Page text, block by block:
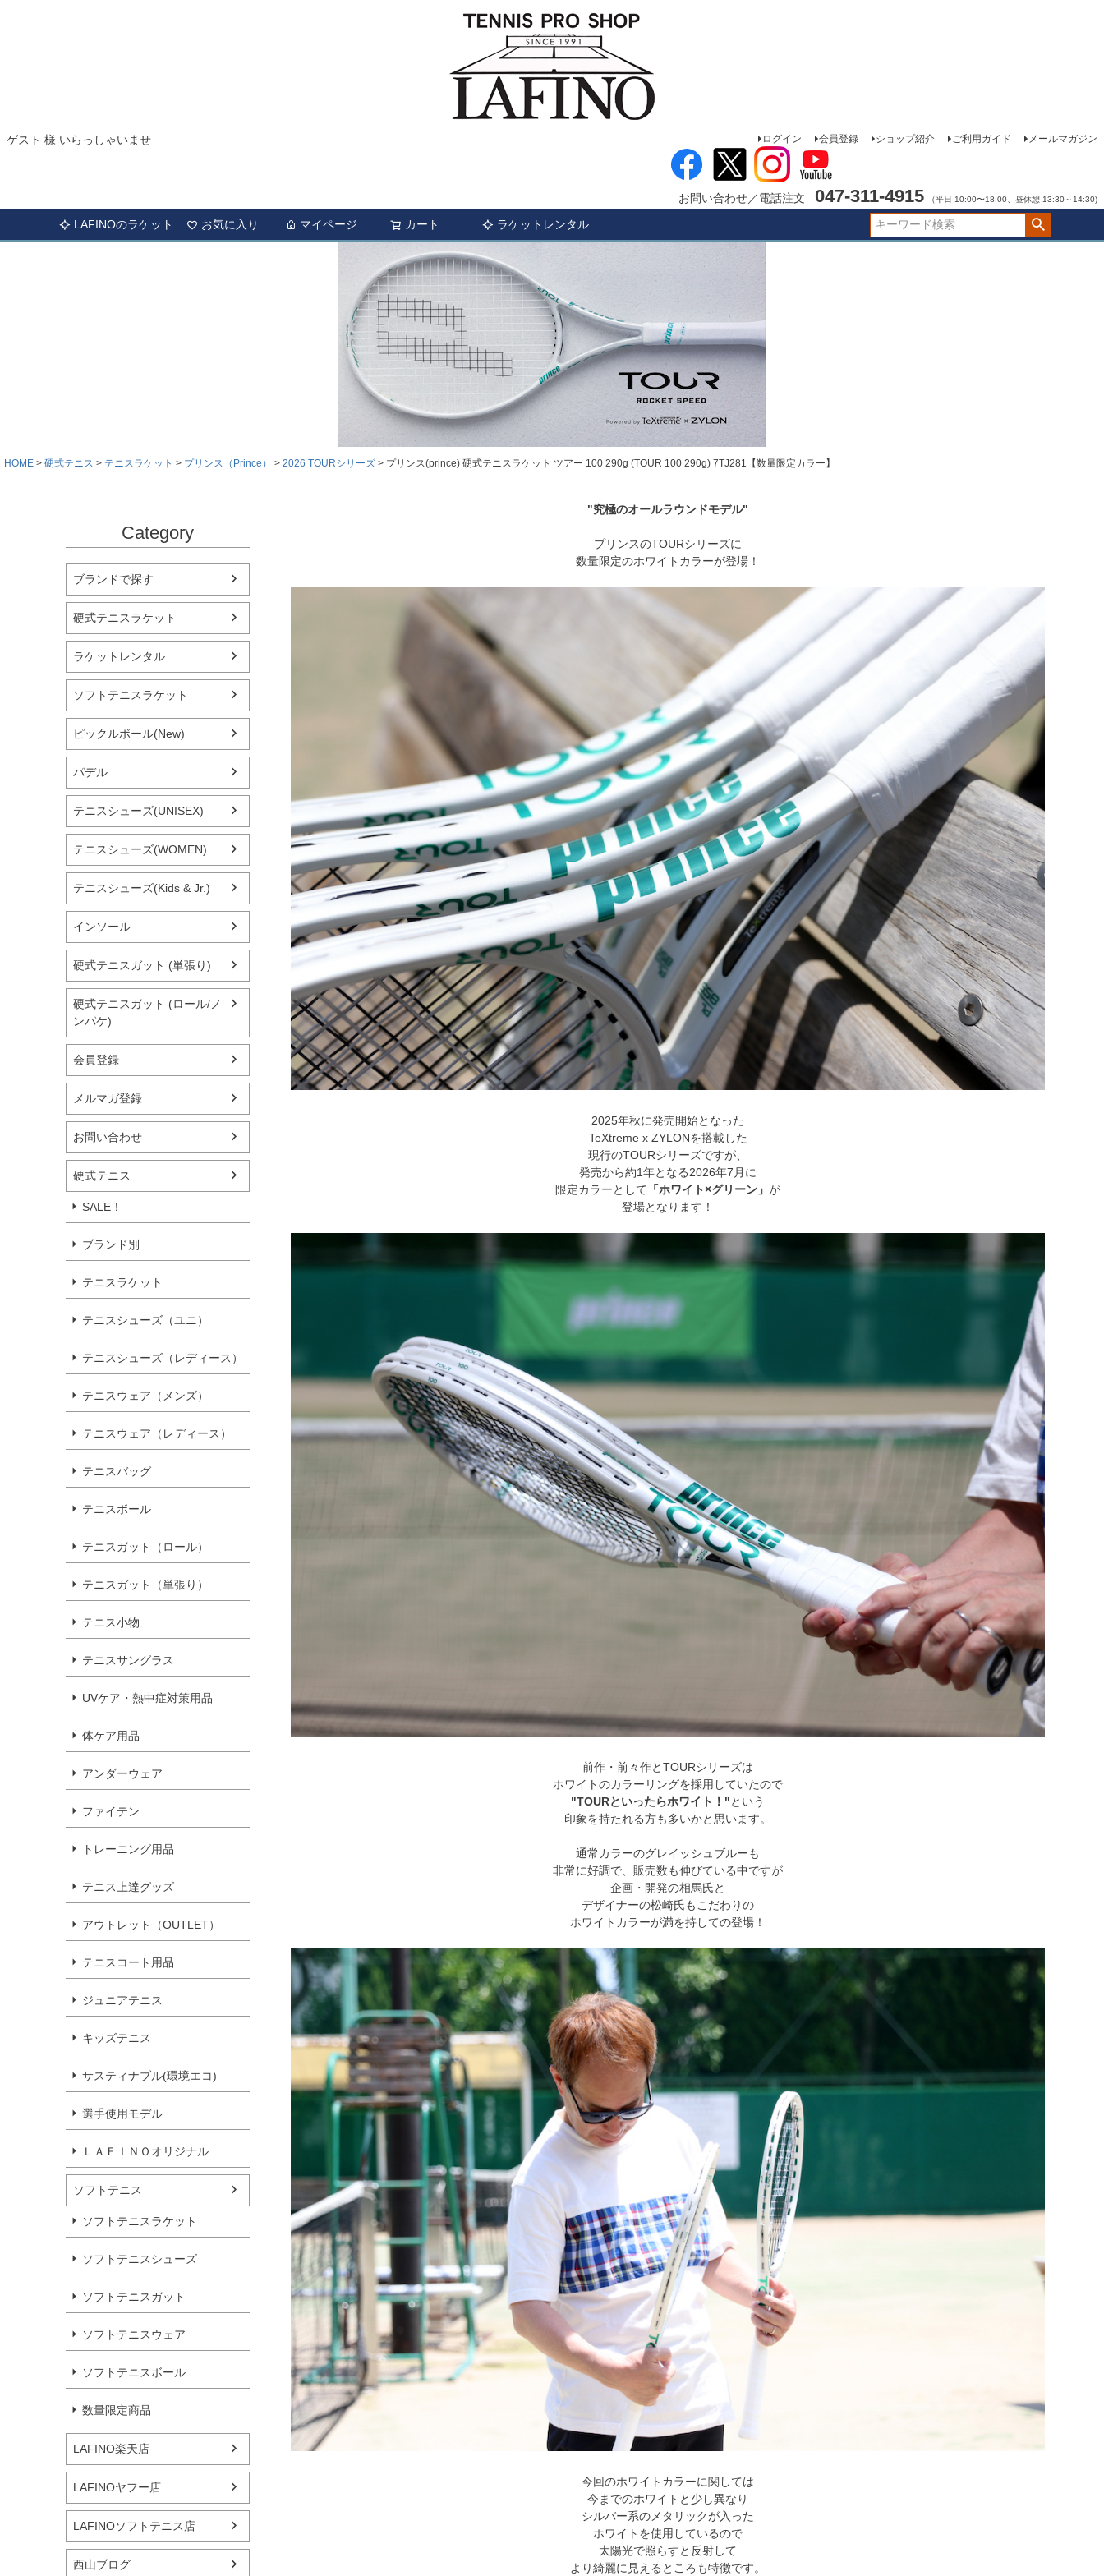
ゲスト 様 いらっしゃいませ ログイン 会員登録 ショップ紹介 ご利用ガイド メールマガジン
お問い合わせ／電話注文 047-311-4915 （平日 10:00〜18:00、昼休憩 13:30～14:30)
LAFINOのラケット お気に入り マイページ カート ラケットレンタル
HOME 硬式テニス テニスラケット プリンス（Prince） 2026 TOURシリーズ プリンス(prince) 硬式テニスラケット ツアー 100 290g (TOUR 100 290g) 7TJ281【数量限定カラー】
Category
ブランドで探す
硬式テニスラケット
ラケットレンタル
ソフトテニスラケット
ピックルボール(New)
パデル
テニスシューズ(UNISEX)
テニスシューズ(WOMEN)
テニスシューズ(Kids & Jr.)
インソール
硬式テニスガット (単張り)
硬式テニスガット (ロール/ノ
ンパケ)
会員登録
メルマガ登録
お問い合わせ
硬式テニス
SALE！
ブランド別
テニスラケット
テニスシューズ（ユニ）
テニスシューズ（レディース）
テニスウェア（メンズ）
テニスウェア（レディース）
テニスバッグ
テニスボール
テニスガット（ロール）
テニスガット（単張り）
テニス小物
テニスサングラス
UVケア・熱中症対策用品
体ケア用品
アンダーウェア
ファイテン
トレーニング用品
テニス上達グッズ
アウトレット（OUTLET）
テニスコート用品
ジュニアテニス
キッズテニス
サスティナブル(環境エコ)
選手使用モデル
ＬＡＦＩＮＯオリジナル
ソフトテニス
ソフトテニスラケット
ソフトテニスシューズ
ソフトテニスガット
ソフトテニスウェア
ソフトテニスボール
数量限定商品
LAFINO楽天店
LAFINOヤフー店
LAFINOソフトテニス店
西山ブログ
"究極のオールラウンドモデル"
プリンスのTOURシリーズに
数量限定のホワイトカラーが登場！
2025年秋に発売開始となった
TeXtreme x ZYLONを搭載した
現行のTOURシリーズですが、
発売から約1年となる2026年7月に
限定カラーとして
「ホワイト×グリーン」 が
登場となります！
前作・前々作とTOURシリーズは
ホワイトのカラーリングを採用していたので
"TOURといったらホワイト！"という
印象を持たれる方も多いかと思います。
通常カラーのグレイッシュブルーも
非常に好調で、販売数も伸びている中ですが
企画・開発の相馬氏と
デザイナーの松崎氏もこだわりの
ホワイトカラーが満を持しての登場！
今回のホワイトカラーに関しては
今までのホワイトと少し異なり
シルバー系のメタリックが入った
ホワイトを使用しているので
太陽光で照らすと反射して
より綺麗に見えるところも特徴です。